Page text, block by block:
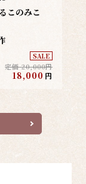
このみこ
SALE
定価 20,000円
18,000 円